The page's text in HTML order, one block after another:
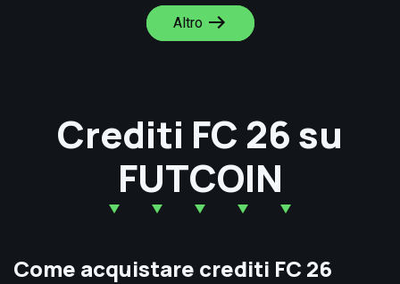
Altro
Crediti FC 26 su
FUTCOIN
Come acquistare crediti FC 26